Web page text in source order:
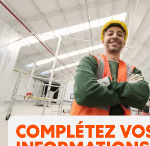
COMPLÉTEZ